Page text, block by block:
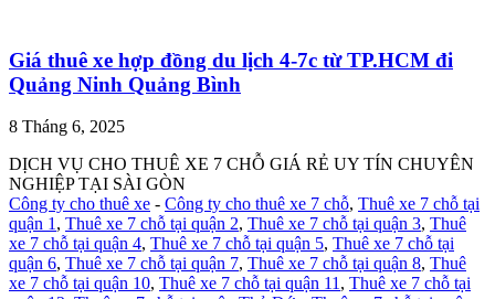
Giá thuê xe hợp đồng du lịch 4-7c từ TP.HCM đi
Quảng Ninh Quảng Bình
8 Tháng 6, 2025
DỊCH VỤ CHO THUÊ XE 7 CHỖ GIÁ RẺ UY TÍN CHUYÊN
NGHIỆP TẠI SÀI GÒN
Công ty cho thuê xe - Công ty cho thuê xe 7 chỗ, Thuê xe 7 chỗ tại
quận 1 , Thuê xe 7 chỗ tại quận 2, Thuê xe 7 chỗ tại quận 3, Thuê
xe 7 chỗ tại quận 4, Thuê xe 7 chỗ tại quận 5, Thuê xe 7 chỗ tại
quận 6, Thuê xe 7 chỗ tại quận 7, Thuê xe 7 chỗ tại quận 8, Thuê
xe 7 chỗ tại quận 10, Thuê xe 7 chỗ tại quận 11 , Thuê xe 7 chỗ tại